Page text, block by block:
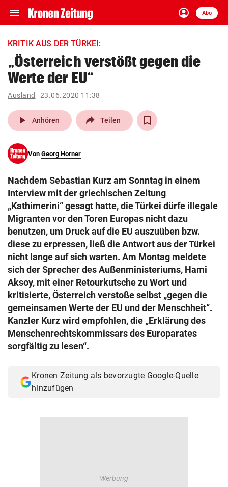
menu Navigation
ein-/ausklappen
account_circle
Anmelden
Abo
close Schließen
account_circle Anmelden
pin_drop
Wien arrow_right
search
eingeben
© Krone Multimedia GmbH & Co KG 2026
Muthgasse 2, 1190 Wien
KRITIK AUS DER TÜRKEI:
„Österreich verstößt gegen die
Werte der EU“
Ausland 23.06.2020 11:38
play_arrow Anhören Teilen
Von Georg Horner
Nachdem Sebastian Kurz am Sonntag in einem
Interview mit der griechischen Zeitung
„Kathimerini“ gesagt hatte, die Türkei dürfe illegale
Migranten vor den Toren Europas nicht dazu
benutzen, um Druck auf die EU auszuüben bzw.
diese zu erpressen, ließ die Antwort aus der Türkei
nicht lange auf sich warten. Am Montag meldete
sich der Sprecher des Außenministeriums, Hami
Aksoy, mit einer Retourkutsche zu Wort und
kritisierte, Österreich verstoße selbst „gegen die
gemeinsamen Werte der EU und der Menschheit“.
Kanzler Kurz wird empfohlen, die „Erklärung des
Menschenrechtskommissars des Europarates
sorgfältig zu lesen“.
Kronen Zeitung als bevorzugte Google-Quelle
hinzufügen